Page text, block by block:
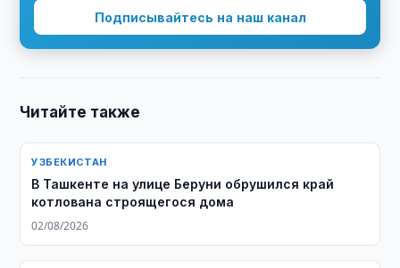
Подписывайтесь на наш канал
Читайте также
УЗБЕКИСТАН
В Ташкенте на улице Беруни обрушился край
котлована строящегося дома
02/08/2026